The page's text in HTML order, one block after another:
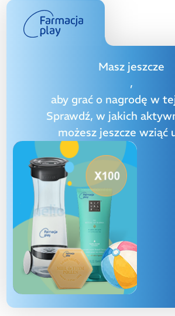
Masz jeszcze
,
aby grać o nagrodę w
Sprawdź, w jakich
możesz jeszcze wziąć